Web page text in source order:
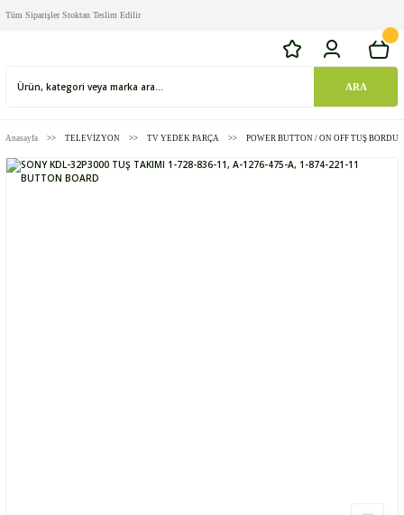
Tüm Siparişler Stoktan Teslim Edilir
ARA
Anasayfa TELEVİZYON TV YEDEK PARÇA POWER BUTTON / ON OFF TUŞ BORDU